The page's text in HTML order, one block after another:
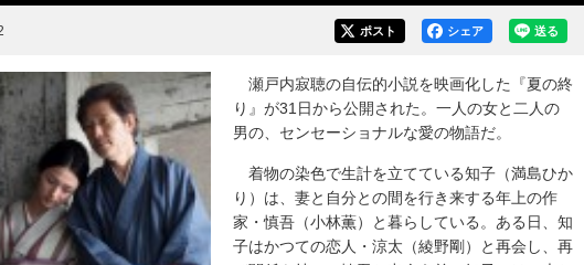
送る
シェア
ポスト
瀬戸内寂聴の自伝的小説を映画化した『夏の終
り』が31日から公開された。一人の女と二人の
男の、センセーショナルな愛の物語だ。
着物の染色で生計を立てている知子（満島ひか
り）は、妻と自分との間を行き来する年上の作
家・慎吾（小林薫）と暮らしている。ある日、知
子はかつての恋人・涼太（綾野剛）と再会し、再